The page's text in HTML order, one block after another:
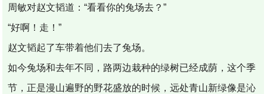
周敏对赵文韬道：“看看你的兔场去？”
“好啊！走！”
赵文韬起了车带着他们去了兔场。
如今兔场和去年不同，路两边栽种的绿树已经成荫，这个季
节，正是漫山遍野的野花盛放的时候，远处青山新绿像是沁